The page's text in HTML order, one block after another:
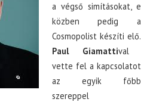
a végső simításokat, e
közben pedig a
Cosmopolist készíti elő.
Paul Giamattival
vette fel a kapcsolatot
az egyik főbb
szereppel